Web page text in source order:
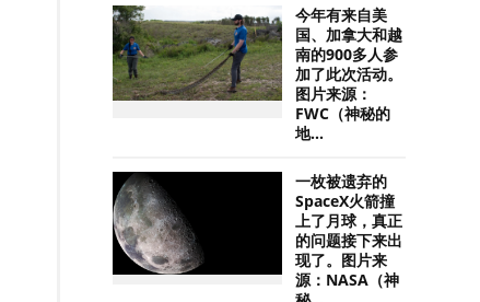
今年有来自美
国、加拿大和越
南的900多人参
加了此次活动。
图片来源：
FWC（神秘的
地...
一枚被遗弃的
SpaceX火箭撞
上了月球，真正
的问题接下来出
现了。图片来
源：NASA（神